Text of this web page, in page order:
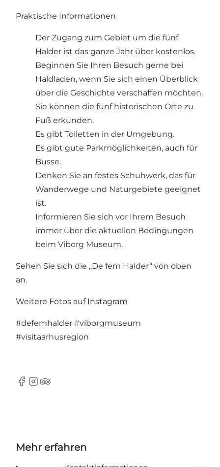
Praktische Informationen
Der Zugang zum Gebiet um die fünf
Halder ist das ganze Jahr über kostenlos.
Beginnen Sie Ihren Besuch gerne bei
Haldladen, wenn Sie sich einen Überblick
über die Geschichte verschaffen möchten.
Sie können die fünf historischen Orte zu
Fuß erkunden.
Es gibt Toiletten in der Umgebung.
Es gibt gute Parkmöglichkeiten, auch für
Busse.
Denken Sie an festes Schuhwerk, das für
Wanderwege und Naturgebiete geeignet
ist.
Informieren Sie sich vor Ihrem Besuch
immer über die aktuellen Bedingungen
beim Viborg Museum.
Sehen Sie sich die „De fem Halder“ von oben
an.
Weitere Fotos auf Instagram
#defemhalder #viborgmuseum
#visitaarhusregion
Facebook
Instagram
TripAdvisor
Mehr erfahren